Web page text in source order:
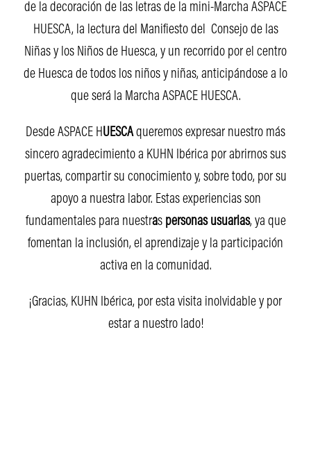
de la decoración de las letras de la mini-Marcha ASPACE
HUESCA, la lectura del Manifiesto del Consejo de las
Niñas y los Niños de Huesca, y un recorrido por el centro
de Huesca de todos los niños y niñas, anticipándose a lo
que será la Marcha ASPACE HUESCA.
Desde ASPACE HUESCAqueremos expresar nuestro más
sincero agradecimiento a KUHN Ibérica por abrirnos sus
puertas, compartir su conocimiento y, sobre todo, por su
apoyo a nuestra labor. Estas experiencias son
fundamentales para nuestras personas usuarias, ya que
fomentan la inclusión, el aprendizaje y la participación
activa en la comunidad.
¡Gracias, KUHN Ibérica, por esta visita inolvidable y por
estar a nuestro lado!